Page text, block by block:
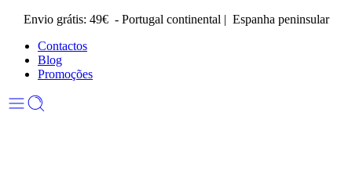
Envio grátis: 49€ - Portugal continental | Espanha peninsular
Contactos
Blog
Promoções